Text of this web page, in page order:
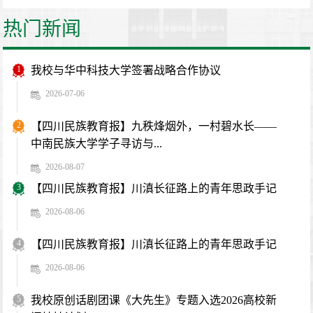
热门新闻
1 我校与华中科技大学签署战略合作协议
2026-07-06
2
【四川民族教育报】九秩烽烟外，一村碧水长——
中南民族大学学子寻访与...
2026-08-07
3 【四川民族教育报】川滇长征路上的青年思政手记
2026-08-06
4 【四川民族教育报】川滇长征路上的青年思政手记
2026-08-06
5
我校原创话剧团课《大先生》专题入选2026高校新